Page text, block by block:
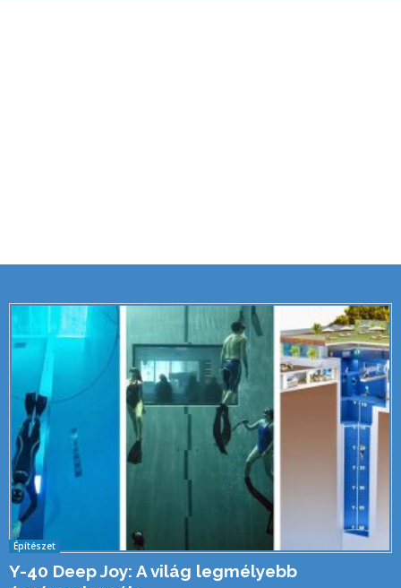
Építészet
Y-40 Deep Joy: A világ legmélyebb